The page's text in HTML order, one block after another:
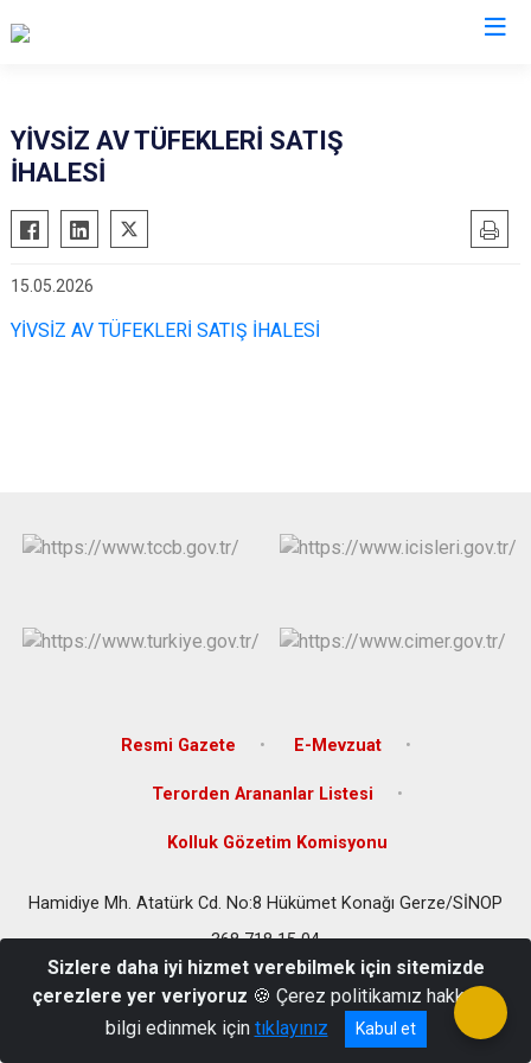
Ayancık
Boyabat
Durağan
Erfelek
YİVSİZ AV TÜFEKLERİ SATIŞ
İHALESİ
15.05.2026
YİVSİZ AV TÜFEKLERİ SATIŞ İHALESİ
Resmi Gazete E-Mevzuat
Terorden Arananlar Listesi
Kolluk Gözetim Komisyonu
Hamidiye Mh. Atatürk Cd. No:8 Hükümet Konağı Gerze/SİNOP
368 718 15 04
Sizlere daha iyi hizmet verebilmek için sitemizde
çerezlere yer veriyoruz 🍪 Çerez politikamız hakkında
bilgi edinmek için tıklayınız Kabul et